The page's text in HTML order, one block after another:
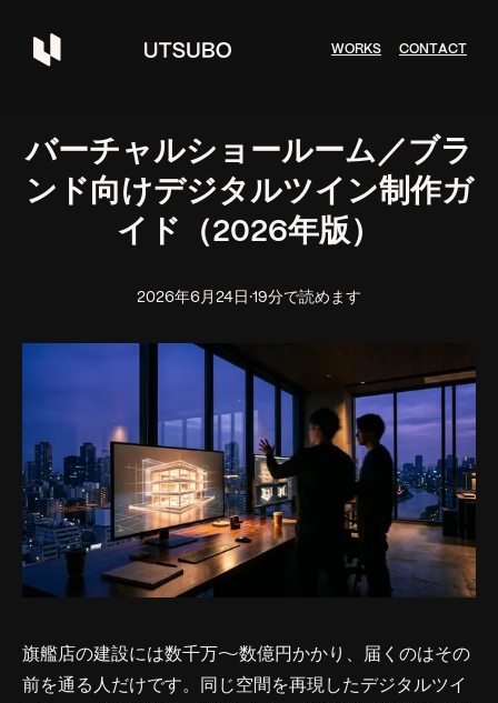
WORKS CONTACT
バーチャルショールーム／ブラ
ンド向けデジタルツイン制作ガ
イド（2026年版）
2026年6月24日 ·19分で読めます
旗艦店の建設には数千万〜数億円かかり、届くのはその
前を通る人だけです。同じ空間を再現したデジタルツイ